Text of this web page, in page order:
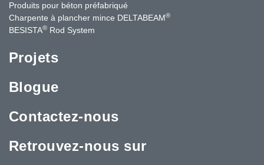
Produits pour béton préfabriqué
Charpente à plancher mince DELTABEAM®
BESISTA® Rod System
Projets
Blogue
Contactez-nous
Retrouvez-nous sur